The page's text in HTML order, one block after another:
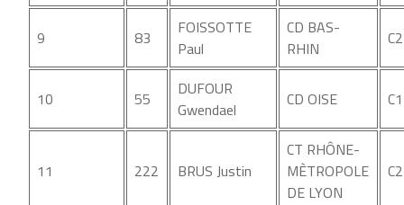
9 83
FOISSOTTE
Paul
CD BAS-
RHIN
C2
10 55
DUFOUR
Gwendael
CD OISE C1
11 222 BRUS Justin
CT RHÔNE-
MÈTROPOLE
DE LYON
C2